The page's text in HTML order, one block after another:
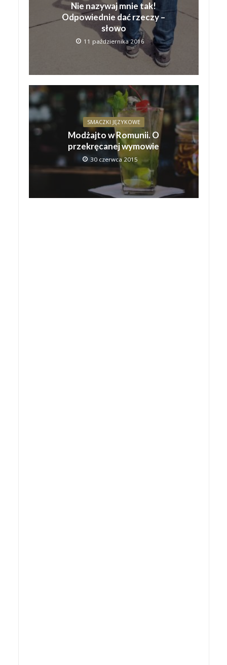
Nie nazywaj mnie tak!
Odpowiednie dać rzeczy –
słowo
11 października 2016
SMACZKI JĘZYKOWE
Modżajto w Romunii. O
przekręcanej wymowie
30 czerwca 2015